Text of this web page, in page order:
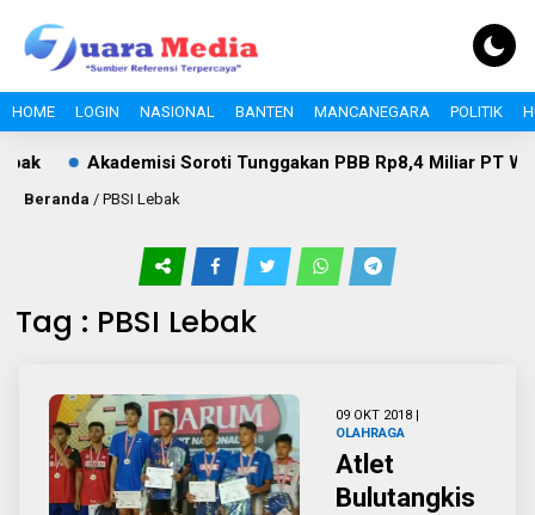
HOME LOGIN NASIONAL BANTEN MANCANEGARA POLITIK
Akademisi Soroti Tunggakan PBB Rp8,4 Miliar PT
Beranda / PBSI Lebak
Tag : PBSI Lebak
09 OKT 2018 |
OLAHRAGA
Atlet
Bulutangkis